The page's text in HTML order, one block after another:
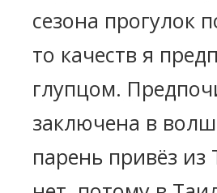
сезона прогулок
то качеств я
глупцом.
заключена в
парень привёз